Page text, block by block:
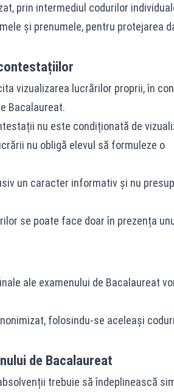
prin intermediul codurilor
și prenumele, pentru protejarea
vizualizarea lucrărilor proprii, în
Bacalaureat.
nu este condiționată de
nu obligă elevul să formuleze o
un caracter informativ și nu
se poate face doar în prezența
ale examenului de Bacalaureat
folosindu-se aceleași coduri
de Bacalaureat
trebuie să îndeplinească